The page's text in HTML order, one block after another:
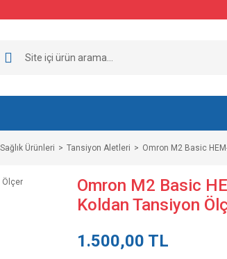
Sağlık Ürünleri Tansiyon Aletleri Omron M2 Basic
Omron M2 Basic
Koldan Tansiyon
1.500,00 TL